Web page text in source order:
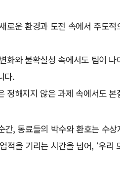
로운 환경과 도전 속에서 주도
화와 불확실성 속에서도 팀이
다.
정해지지 않은 과제 속에서도
간, 동료들의 박수와 환호는 수
적을 기리는 시간을 넘어, ‘우리